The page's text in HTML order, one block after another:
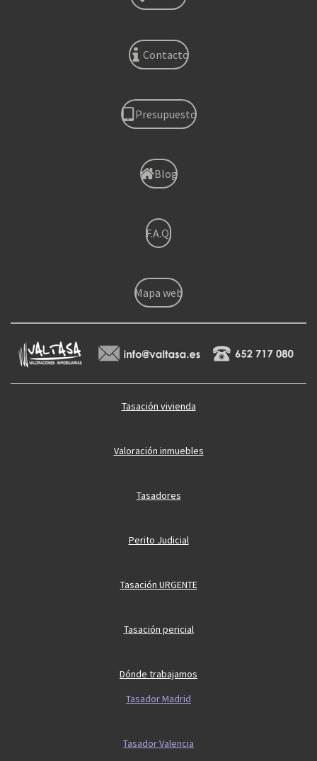
Contacto
Presupuesto
Blog
F.A.Q.
Mapa web
Tasación vivienda
Valoración inmuebles
Tasadores
Perito Judicial
Tasación URGENTE
Tasación pericial
Dónde trabajamos
Tasador Madrid
Tasador Valencia